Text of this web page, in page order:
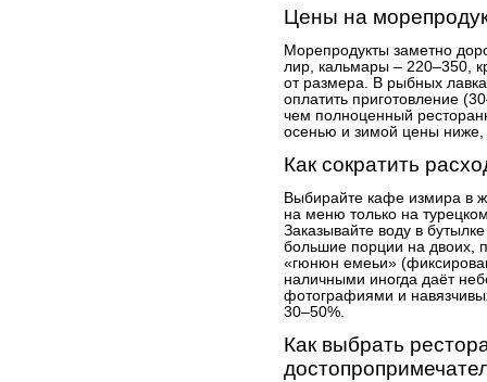
Цены на
Морепродукты заметно
лир, кальмары – 220–350,
от размера. В рыбных
оплатить приготовление
чем полноценный
осенью и зимой цены ниже,
Как сократить
Выбирайте кафе измирa в
на меню только на
Заказывайте воду в
большие порции на двоих,
«гюнюн емеьи»
наличными иногда даёт
фотографиями и
30–50%.
Как выбрать